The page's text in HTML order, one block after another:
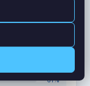
62%
61%